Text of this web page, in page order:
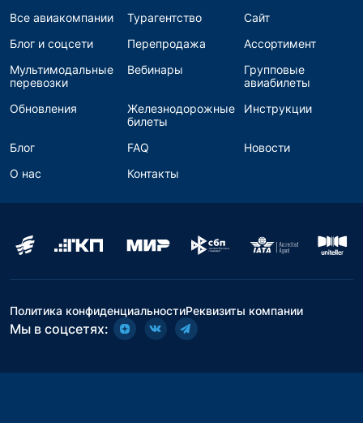
Все авиакомпании
Турагентство
Сайт
Блог и соцсети
Перепродажа
Ассортимент
Мультимодальные
перевозки
Вебинары
Групповые
авиабилеты
Обновления
Железнодорожные
билеты
Инструкции
Блог FAQ
Новости
О нас
Контакты
Политика конфиденциальностиРеквизиты компании
Мы в соцсетях: